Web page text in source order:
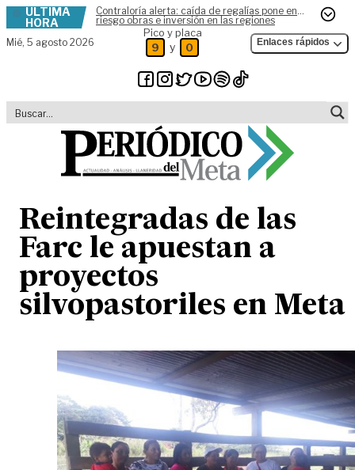
Skip to content
ÚLTIMA
HORA
Contraloría alerta: caída de regalías pone en
riesgo obras e inversión en las regiones
Mié, 5 agosto 2026
Pico y placa
9 y 0 Enlaces rápidos
Reintegradas de las
Farc le apuestan a
proyectos
silvopastoriles en Meta